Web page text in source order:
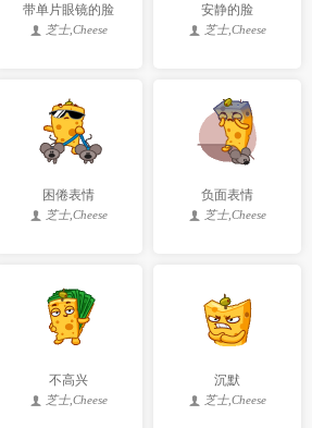
带单片眼镜的脸
芝士,Cheese
安静的脸
芝士,Cheese
困倦表情
芝士,Cheese
负面表情
芝士,Cheese
不高兴
芝士,Cheese
沉默
芝士,Cheese